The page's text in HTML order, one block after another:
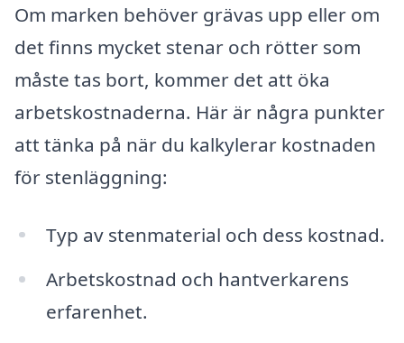
Om marken behöver grävas upp eller om
det finns mycket stenar och rötter som
måste tas bort, kommer det att öka
arbetskostnaderna. Här är några punkter
att tänka på när du kalkylerar kostnaden
för stenläggning:
Typ av stenmaterial och dess kostnad.
Arbetskostnad och hantverkarens
erfarenhet.